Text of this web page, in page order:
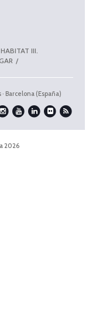
III.
Barcelona (España)
2026